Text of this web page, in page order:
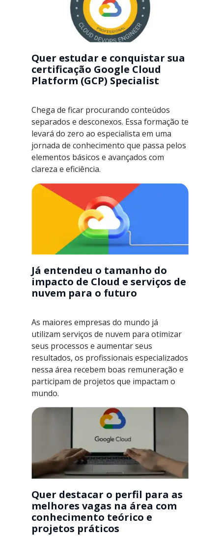
Quer estudar e conquistar sua
certificação Google Cloud
Platform (GCP) Specialist
Chega de ficar procurando conteúdos
separados e desconexos. Essa formação te
levará do zero ao especialista em uma
jornada de conhecimento que passa pelos
elementos básicos e avançados com
clareza e eficiência.
Já entendeu o tamanho do
impacto de Cloud e serviços de
nuvem para o futuro
As maiores empresas do mundo já
utilizam serviços de nuvem para otimizar
seus processos e aumentar seus
resultados, os profissionais especializados
nessa área recebem boas remuneração e
participam de projetos que impactam o
mundo.
Quer destacar o perfil para as
melhores vagas na área com
conhecimento teórico e
projetos práticos